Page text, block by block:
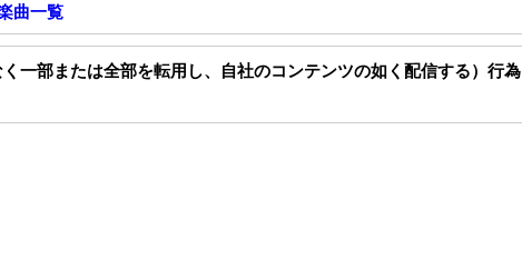
曲一覧
一部または全部を転用し、自社のコンテンツの如く配信する）行為